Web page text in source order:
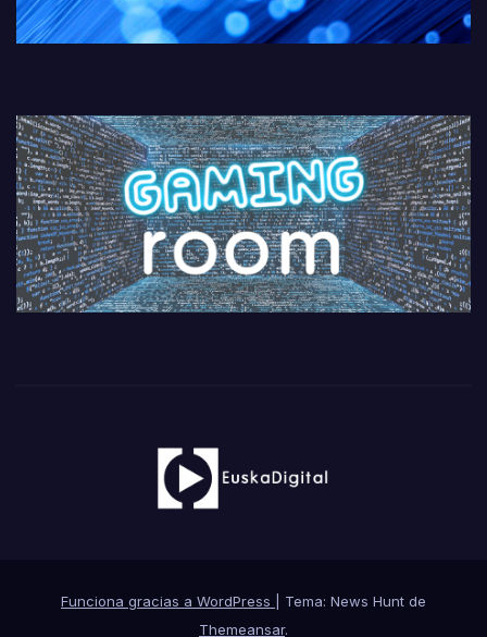
Funciona gracias a WordPress
Tema: News Hunt de
Themeansar.